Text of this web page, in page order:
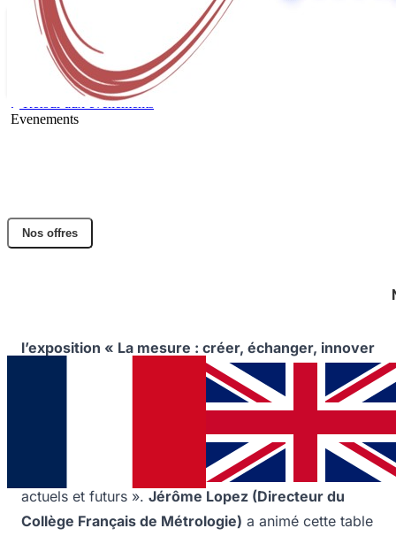
Nos offres
Retour aux évènements
Evenements
Partager l'article
l’exposition « La mesure : créer, échanger, innover
personnes dont une vingtaine d’étudiants ont assisté
à la table ronde « Métrologie industrielle : enjeux
actuels et futurs ». Jérôme Lopez (Directeur du
Collège Français de Métrologie) a animé cette table